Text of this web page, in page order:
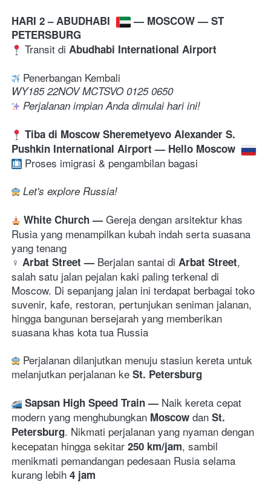
HARI 2 – ABUDHABI
— MOSCOW — ST
PETERSBURG
Transit di Abudhabi International Airport
Penerbangan Kembali
WY185 22NOV MCTSVO 0125 0650
Perjalanan impian Anda dimulai hari ini!
Tiba di Moscow Sheremetyevo Alexander S.
Pushkin International Airport — Hello Moscow
Proses imigrasi & pengambilan bagasi
Let's explore Russia!
White Church — Gereja dengan arsitektur khas
Rusia yang menampilkan kubah indah serta suasana
yang tenang
‍♀️ Arbat Street — Berjalan santai di Arbat Street,
salah satu jalan pejalan kaki paling terkenal di
Moscow. Di sepanjang jalan ini terdapat berbagai toko
suvenir, kafe, restoran, pertunjukan seniman jalanan,
hingga bangunan bersejarah yang memberikan
suasana khas kota tua Russia
Perjalanan dilanjutkan menuju stasiun kereta untuk
melanjutkan perjalanan ke St. Petersburg
Sapsan High Speed Train — Naik kereta cepat
modern yang menghubungkan Moscow dan St.
Petersburg. Nikmati perjalanan yang nyaman dengan
kecepatan hingga sekitar 250 km/jam, sambil
menikmati pemandangan pedesaan Rusia selama
kurang lebih 4 jam